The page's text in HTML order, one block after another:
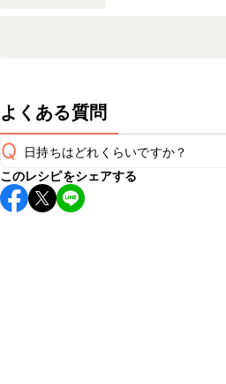
よくある質問
Q 日持ちはどれくらいですか？
保存期間は冷蔵で翌日中が目安で
し上がりください。
このレシピをシェアする